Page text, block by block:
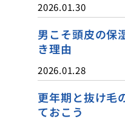
2026.01.30
男こそ頭皮の保
き理由
2026.01.28
更年期と抜け毛
ておこう